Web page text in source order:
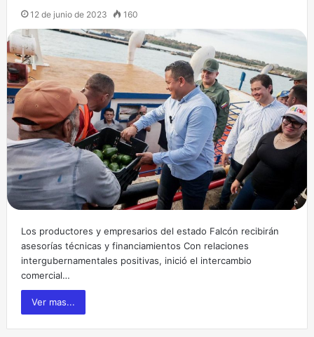
12 de junio de 2023 160
Los productores y empresarios del estado Falcón recibirán
asesorías técnicas y financiamientos Con relaciones
intergubernamentales positivas, inició el intercambio
comercial…
Ver mas...